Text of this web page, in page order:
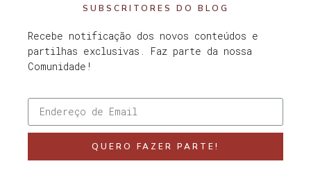
SUBSCRITORES DO BLOG
Recebe notificação dos novos conteúdos e
partilhas exclusivas. Faz parte da nossa
Comunidade!
QUERO FAZER PARTE!